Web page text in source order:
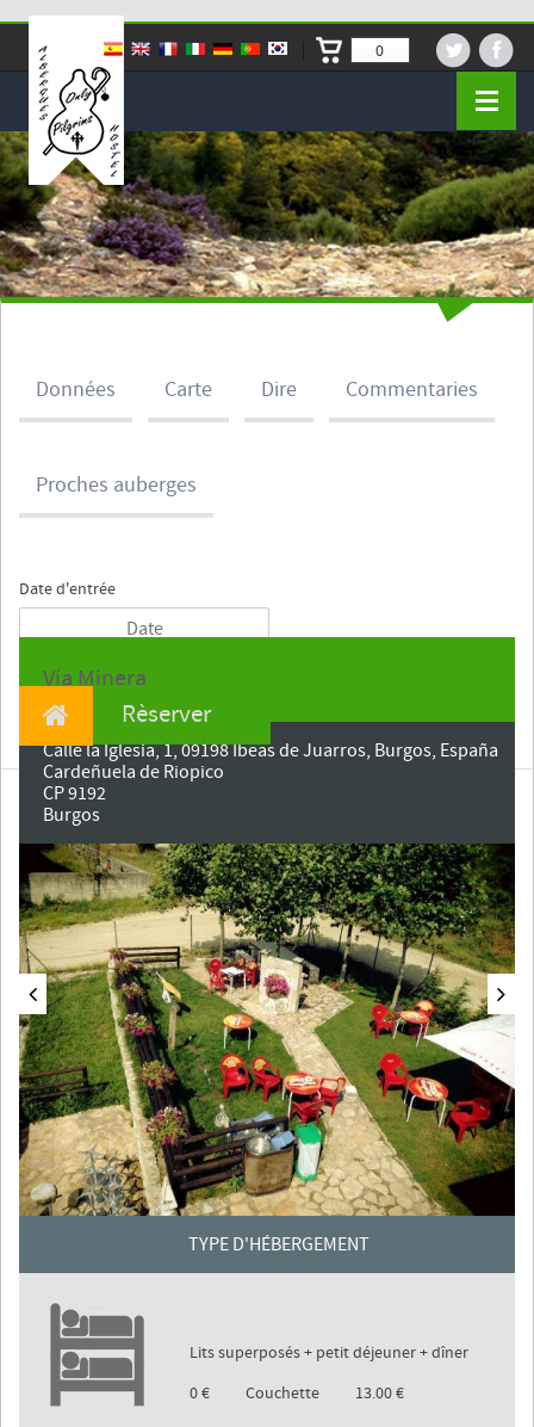
0
Données Carte Dire Commentaries
Proches auberges
Date d'entrée
Rèserver
Vía Minera
Calle la Iglesia, 1, 09198 Ibeas de Juarros, Burgos, España
Cardeñuela de Riopico
CP 9192
Burgos
TYPE D'HÉBERGEMENT
Lits superposés + petit déjeuner + dîner
0 €
Couchette 13.00 €